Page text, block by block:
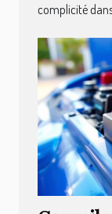
complicité